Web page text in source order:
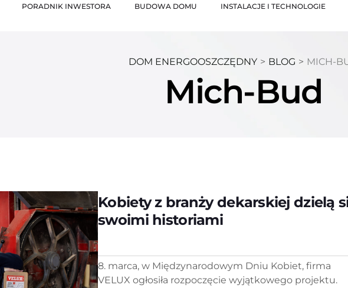
PORADNIK INWESTORA BUDOWA DOMU INSTALACJE I TECHNOLOGIE
DOM ENERGOOSZCZĘDNY > BLOG > MICH-
Mich-Bud
Kobiety z branży dekarskiej dzielą
swoimi historiami
8. marca, w Międzynarodowym Dniu Kobiet, firma
VELUX ogłosiła rozpoczęcie wyjątkowego projektu.